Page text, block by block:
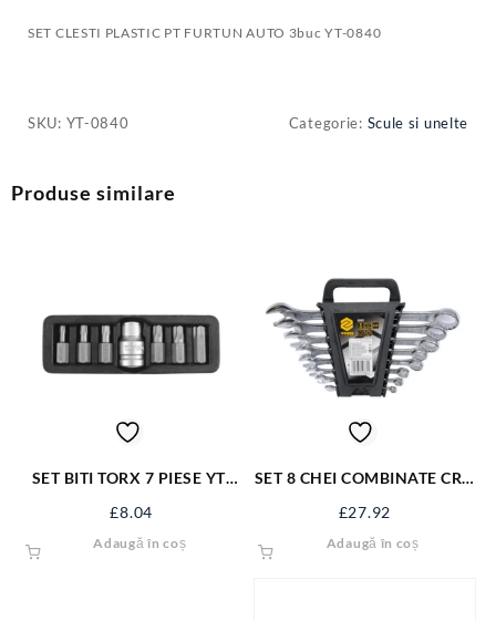
0840
SET CLESTI PLASTIC PT FURTUN AUTO 3buc YT-0840
SKU: YT-0840 Categorie: Scule si unelte
Produse similare
SET BITI TORX 7 PIESE YT-
£8.04
Adaugă în coș
SET 8 CHEI COMBINATE CR –
£27.92
Adaugă în coș